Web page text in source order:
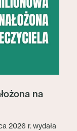
na
2026 r. wydała